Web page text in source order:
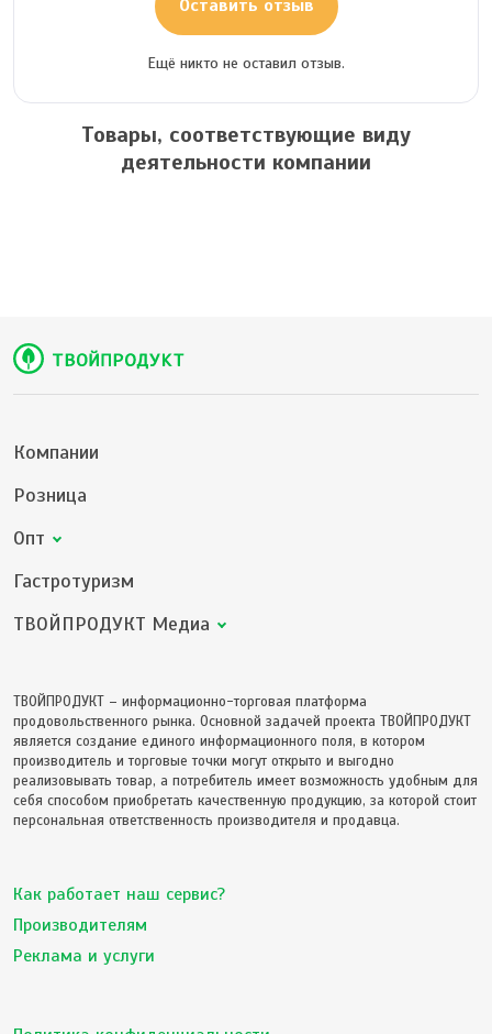
Оставить отзыв
Ещё никто не оставил отзыв.
Товары, соответствующие виду
деятельности компании
Компании
Розница
Опт
Гастротуризм
ТВОЙПРОДУКТ Медиа
ТВОЙПРОДУКТ – информационно-торговая платформа
продовольственного рынка. Основной задачей проекта ТВОЙПРОДУКТ
является создание единого информационного поля, в котором
производитель и торговые точки могут открыто и выгодно
реализовывать товар, а потребитель имеет возможность удобным для
себя способом приобретать качественную продукцию, за которой стоит
персональная ответственность производителя и продавца.
Как работает наш сервис?
Производителям
Реклама и услуги